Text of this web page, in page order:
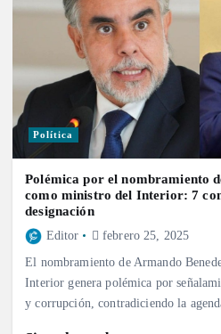
Política
Polémica por el nombramiento
como ministro del Interior: 7
designación
Editor febrero 25, 2025
El nombramiento de Armando
Interior genera polémica por
y corrupción, contradiciendo la